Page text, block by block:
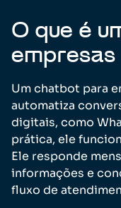
O que é
empresas
Um chatbot para
automatiza
digitais, como
prática, ele
Ele responde
informações e
fluxo de